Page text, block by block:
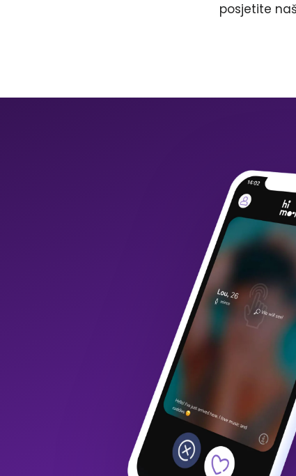
posjetite